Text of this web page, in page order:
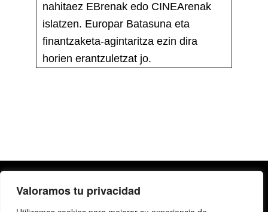
Valoramos tu privacidad
nahitaez EBrenak edo CINEArenak
islatzen. Europar Batasuna eta
finantzaketa-agintaritza ezin dira
horien erantzuletzat jo.